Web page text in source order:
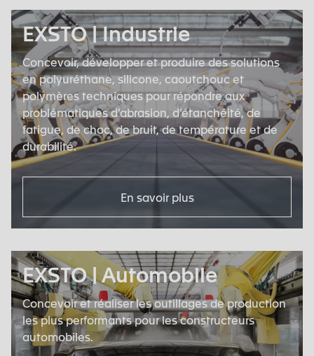
EXSTO | Industrie
Concevoir, développer et produire des solutions
en polyuréthane, silicone, caoutchouc et
polymères techniques pour répondre aux
problématiques d’abrasion, d’étanchéité, de
fatigue, de choc, de bruit, de température et de
durabilité.
En savoir plus
EXSTO | Automobile
Concevoir et réaliser les outillages de production
les plus performants pour les constructeurs
automobiles.